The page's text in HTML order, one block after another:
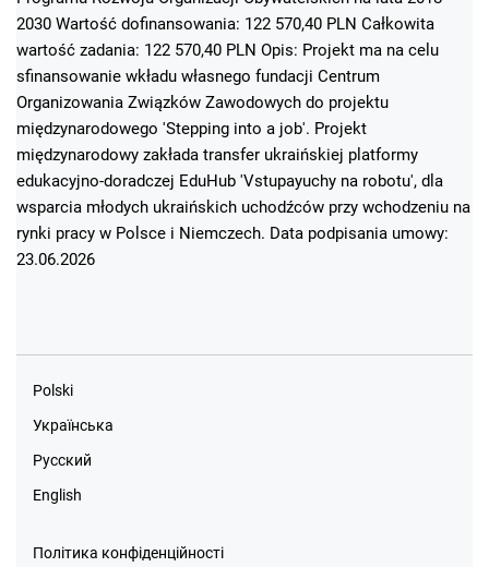
2030 Wartość dofinansowania: 122 570,40 PLN Całkowita
wartość zadania: 122 570,40 PLN Opis: Projekt ma na celu
sfinansowanie wkładu własnego fundacji Centrum
Organizowania Związków Zawodowych do projektu
międzynarodowego 'Stepping into a job'. Projekt
międzynarodowy zakłada transfer ukraińskiej platformy
edukacyjno-doradczej EduHub 'Vstupayuchy na robotu', dla
wsparcia młodych ukraińskich uchodźców przy wchodzeniu na
rynki pracy w Polsce i Niemczech. Data podpisania umowy:
23.06.2026
Polski
Українська
Русский
English
Політика конфіденційності